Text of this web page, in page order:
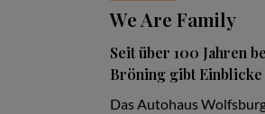
We Are Family
Seit über 100 Jahren
Bröning gibt
Das Autohaus